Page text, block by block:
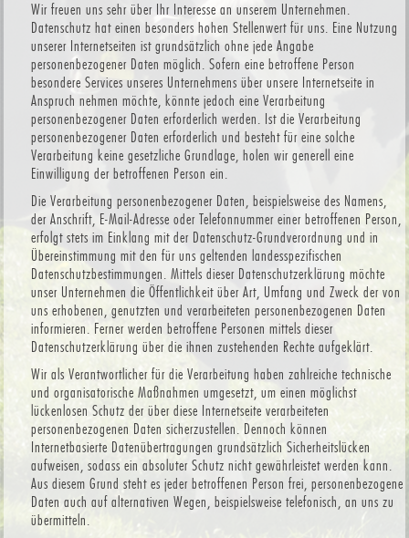
Wir freuen uns sehr über Ihr Interesse an unserem Unternehmen.
Datenschutz hat einen besonders hohen Stellenwert für uns. Eine Nutzung
unserer Internetseiten ist grundsätzlich ohne jede Angabe
personenbezogener Daten möglich. Sofern eine betroffene Person
besondere Services unseres Unternehmens über unsere Internetseite in
Anspruch nehmen möchte, könnte jedoch eine Verarbeitung
personenbezogener Daten erforderlich werden. Ist die Verarbeitung
personenbezogener Daten erforderlich und besteht für eine solche
Verarbeitung keine gesetzliche Grundlage, holen wir generell eine
Einwilligung der betroffenen Person ein.
Die Verarbeitung personenbezogener Daten, beispielsweise des Namens,
der Anschrift, E-Mail-Adresse oder Telefonnummer einer betroffenen Person,
erfolgt stets im Einklang mit der Datenschutz-Grundverordnung und in
Übereinstimmung mit den für uns geltenden landesspezifischen
Datenschutzbestimmungen. Mittels dieser Datenschutzerklärung möchte
unser Unternehmen die Öffentlichkeit über Art, Umfang und Zweck der von
uns erhobenen, genutzten und verarbeiteten personenbezogenen Daten
informieren. Ferner werden betroffene Personen mittels dieser
Datenschutzerklärung über die ihnen zustehenden Rechte aufgeklärt.
Wir als Verantwortlicher für die Verarbeitung haben zahlreiche technische
und organisatorische Maßnahmen umgesetzt, um einen möglichst
lückenlosen Schutz der über diese Internetseite verarbeiteten
personenbezogenen Daten sicherzustellen. Dennoch können
Internetbasierte Datenübertragungen grundsätzlich Sicherheitslücken
aufweisen, sodass ein absoluter Schutz nicht gewährleistet werden kann.
Aus diesem Grund steht es jeder betroffenen Person frei, personenbezogene
Daten auch auf alternativen Wegen, beispielsweise telefonisch, an uns zu
übermitteln.